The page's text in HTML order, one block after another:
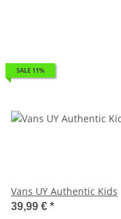
SALE 11%
Vans UY Authentic Kids
39,99 € *